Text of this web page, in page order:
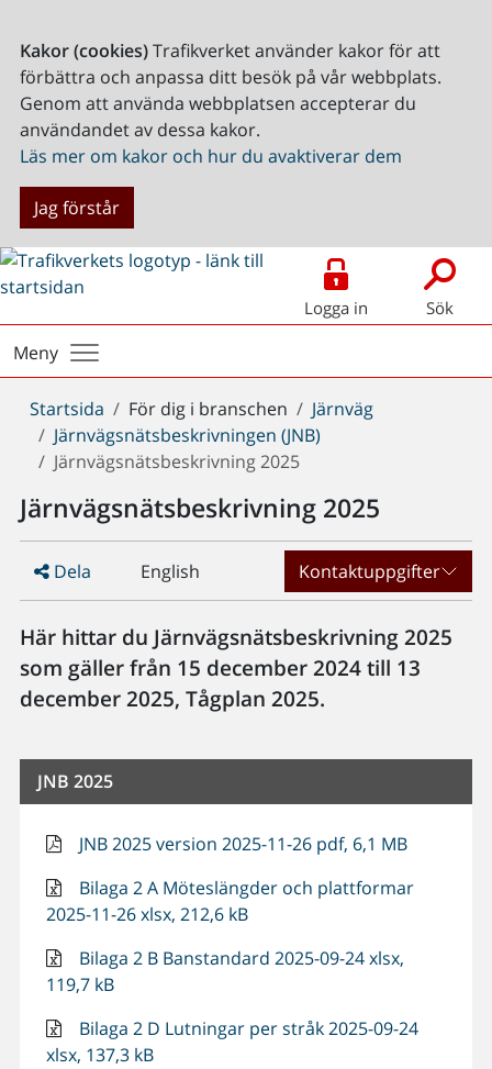
Kakor (cookies)Trafikverket använder kakor för att
förbättra och anpassa ditt besök på vår webbplats.
Genom att använda webbplatsen accepterar du
användandet av dessa kakor.
Läs mer om kakor och hur du avaktiverar dem
Jag förstår
Logga in Sök
Meny
Du
är
här:
Startsida För dig i branschen
Järnväg
Järnvägsnätsbeskrivningen (JNB)
Järnvägsnätsbeskrivning 2025
Järnvägsnätsbeskrivning 2025
Dela English Kontaktuppgifter
Här hittar du Järnvägsnätsbeskrivning 2025
som gäller från 15 december 2024 till 13
december 2025, Tågplan 2025.
JNB 2025
JNB 2025 version 2025-11-26 pdf, 6,1 MB
Bilaga 2 A Möteslängder och plattformar
2025-11-26 xlsx, 212,6 kB
Bilaga 2 B Banstandard 2025-09-24 xlsx,
119,7 kB
Bilaga 2 D Lutningar per stråk 2025-09-24
xlsx, 137,3 kB